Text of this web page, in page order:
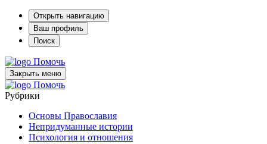
Открыть навигацию
Ваш профиль
Поиск
Помочь
Закрыть меню
Помочь
Рубрики
Основы Православия
Непридуманные истории
Психология и отношения